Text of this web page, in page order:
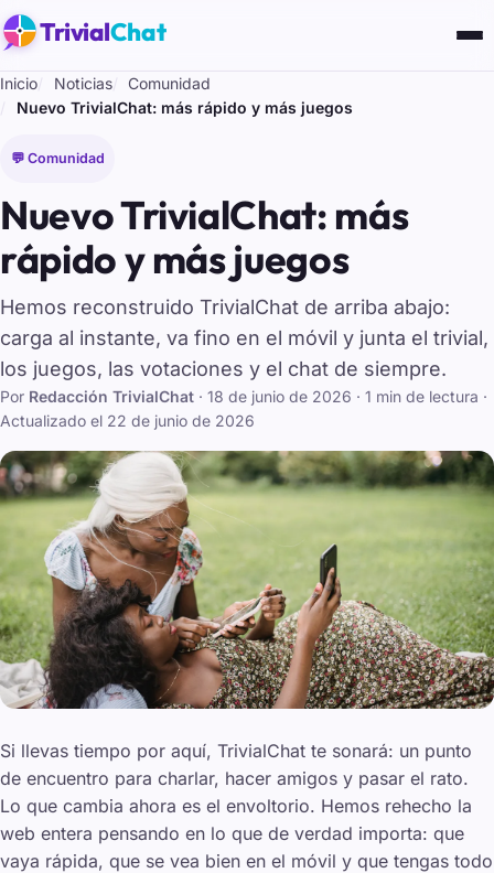
TrivialChat
Inicio Noticias
Comunidad
Nuevo TrivialChat: más rápido y más juegos
💬 Comunidad
Nuevo TrivialChat: más
rápido y más juegos
Hemos reconstruido TrivialChat de arriba abajo:
carga al instante, va fino en el móvil y junta el trivial,
los juegos, las votaciones y el chat de siempre.
Por Redacción TrivialChat · 18 de junio de 2026 · 1 min de lectura ·
Actualizado el 22 de junio de 2026
Si llevas tiempo por aquí, TrivialChat te sonará: un punto
de encuentro para charlar, hacer amigos y pasar el rato.
Lo que cambia ahora es el envoltorio. Hemos rehecho la
web entera pensando en lo que de verdad importa: que
vaya rápida, que se vea bien en el móvil y que tengas todo